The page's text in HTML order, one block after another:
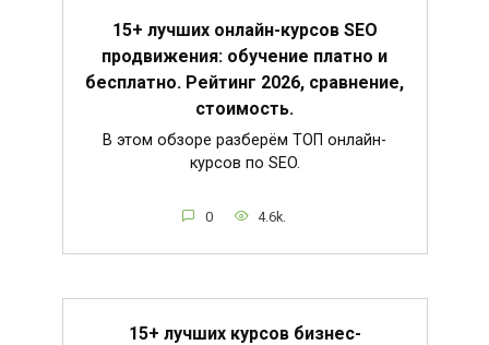
15+ лучших онлайн-курсов SEO
продвижения: обучение платно и
бесплатно. Рейтинг 2026, сравнение,
стоимость.
В этом обзоре разберём ТОП онлайн-
курсов по SEO.
0 4.6k.
15+ лучших курсов бизнес-